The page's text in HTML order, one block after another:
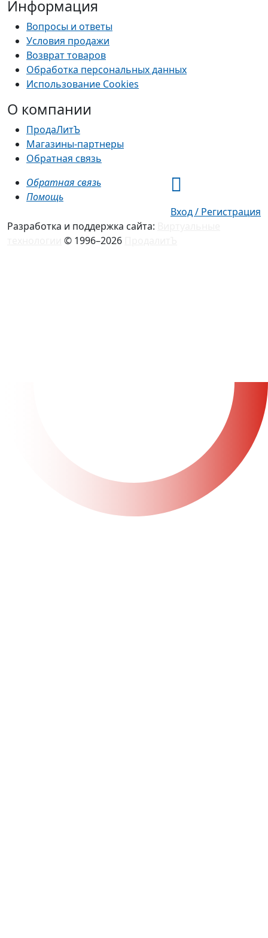
Информация
Вопросы и ответы
Условия продажи
Возврат товаров
Обработка персональных данных
Использование Cookies
О компании
ПродаЛитЪ
Магазины-партнеры
Обратная связь
Обратная связь
Помощь
Вход / Регистрация
Разработка и поддержка сайта:
© 1996–2026